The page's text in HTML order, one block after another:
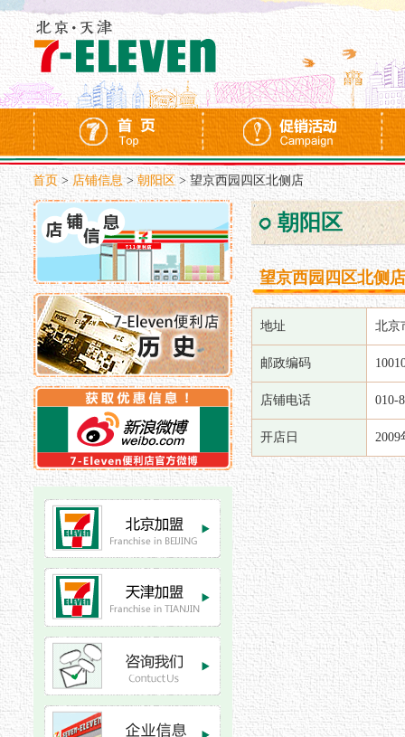
首页 > 店铺信息>朝阳区 >望京西园四区北侧店
朝阳区
望京西园四区北侧
地址 北京
邮政编码
店铺电话 010-
开店日 2009